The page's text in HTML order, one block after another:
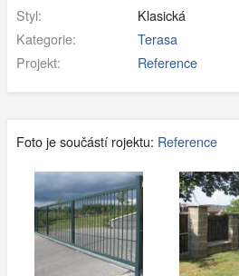
Styl:
Klasická
Kategorie:
Terasa
Projekt:
Reference
Foto je součástí rojektu: Reference